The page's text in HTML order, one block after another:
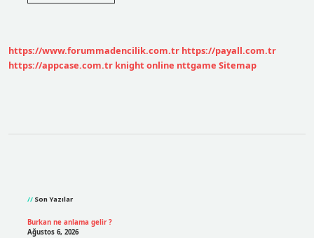
https://www.forummadencilik.com.tr https://payall.com.tr
https://appcase.com.tr knight online nttgame Sitemap
Son Yazılar
Burkan ne anlama gelir ?
Ağustos 6, 2026